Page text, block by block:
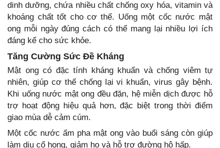
dinh dưỡng, chứa nhiều chất chống oxy hóa, vitamin và
khoáng chất tốt cho cơ thể. Uống một cốc nước mật
ong mỗi ngày đúng cách có thể mang lại nhiều lợi ích
đáng kể cho sức khỏe.
Tăng Cường Sức Đề Kháng
Mật ong có đặc tính kháng khuẩn và chống viêm tự
nhiên, giúp cơ thể chống lại vi khuẩn, virus gây bệnh.
Khi uống nước mật ong đều đặn, hệ miễn dịch được hỗ
trợ hoạt động hiệu quả hơn, đặc biệt trong thời điểm
giao mùa dễ cảm cúm.
Một cốc nước ấm pha mật ong vào buổi sáng còn giúp
làm dịu cổ họng, giảm ho và hỗ trợ đường hô hấp.